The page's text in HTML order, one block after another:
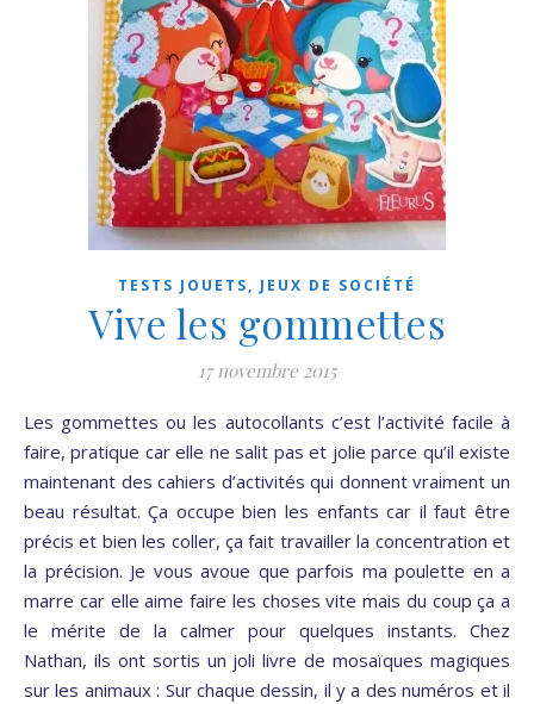
TESTS JOUETS, JEUX DE SOCIÉTÉ
Vive les gommettes
17 novembre 2015
Les gommettes ou les autocollants c’est l’activité facile à
faire, pratique car elle ne salit pas et jolie parce qu’il existe
maintenant des cahiers d’activités qui donnent vraiment un
beau résultat. Ça occupe bien les enfants car il faut être
précis et bien les coller, ça fait travailler la concentration et
la précision. Je vous avoue que parfois ma poulette en a
marre car elle aime faire les choses vite mais du coup ça a
le mérite de la calmer pour quelques instants. Chez
Nathan, ils ont sortis un joli livre de mosaïques magiques
sur les animaux : Sur chaque dessin, il y a des numéros et il